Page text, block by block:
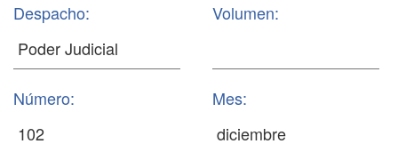
Despacho: Volumen:
Número: Mes: